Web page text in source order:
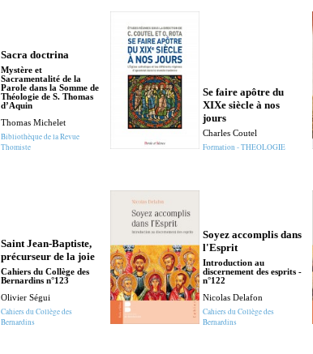
Sacra doctrina
Mystère et
Sacramentalité de la
Parole dans la Somme de
Théologie de S. Thomas
d’Aquin
Thomas Michelet
Bibliothèque de la Revue
Thomiste
Se faire apôtre du
XIXe siècle à nos
jours
Charles Coutel
Formation - THEOLOGIE
Saint Jean-Baptiste,
précurseur de la joie
Cahiers du Collège des
Bernardins n°123
Olivier Ségui
Cahiers du Collège des
Bernardins
Soyez accomplis dans
l'Esprit
Introduction au
discernement des esprits -
n°122
Nicolas Delafon
Cahiers du Collège des
Bernardins